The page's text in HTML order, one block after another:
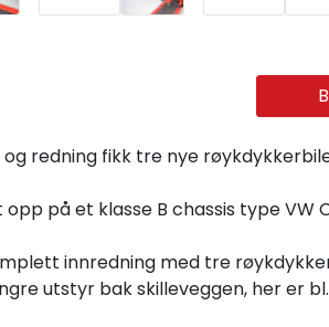
redning fikk tre nye
opp på et klasse B chassis type
innredning med tre
utstyr bak skilleveggen, her er